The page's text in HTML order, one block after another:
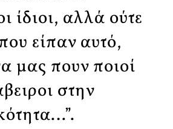
ίδιοι, αλλά ούτε
είπαν αυτό,
μας πουν ποιοί
στην